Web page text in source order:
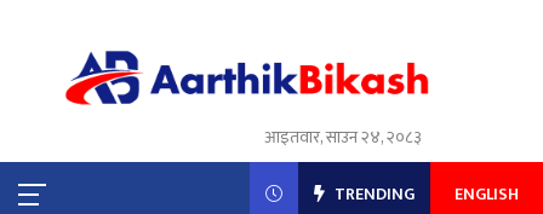
आइतवार, साउन २४, २०८३
TRENDING ENGLISH